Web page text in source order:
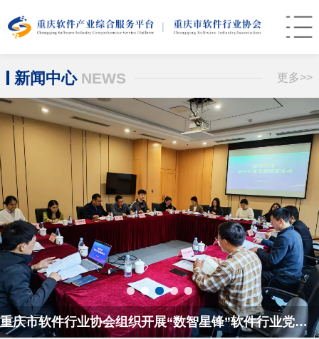
新闻中心 NEWS 更多>>
重庆市软件行业协会组织开展“数智星锋”软件行业党建联建活动